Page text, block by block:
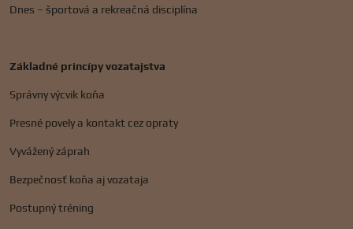
Dnes – športová a rekreačná disciplína
Základné princípy vozatajstva
Správny výcvik koňa
Presné povely a kontakt cez opraty
Vyvážený záprah
Bezpečnosť koňa aj vozataja
Postupný tréning